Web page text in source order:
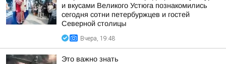
и вкусами Великого Устюга познакомились
сегодня сотни петербуржцев и гостей
Северной столицы
Вчера, 19:48
Это важно знать